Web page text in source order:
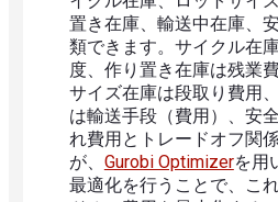
置き在庫、輸送中在庫、
類できます。サイクル在
度、作り置き在庫は残業
サイズ在庫は段取り費用
は輸送手段（費用）、安
れ費用とトレードオフ関
が、 Gurobi Optimizerを用
最適化を行うことで、こ